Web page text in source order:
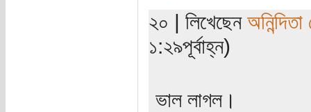
২০ | লিখেছেন
১:২৯পূর্বাহ্ন)
ভাল লাগল।